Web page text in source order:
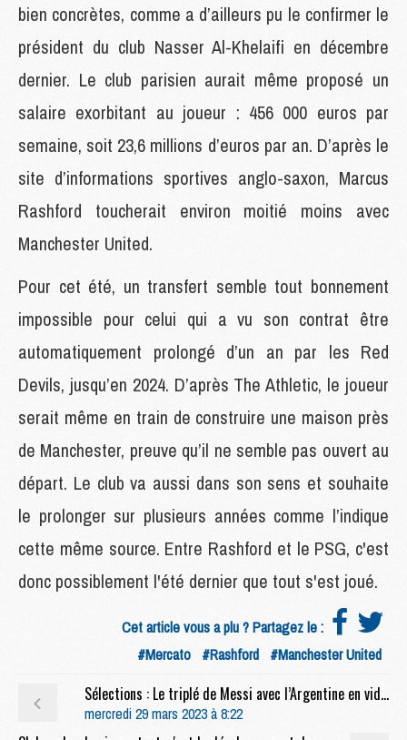
bien concrètes, comme a d’ailleurs pu le confirmer le
président du club Nasser Al-Khelaifi en décembre
dernier. Le club parisien aurait même proposé un
salaire exorbitant au joueur : 456 000 euros par
semaine, soit 23,6 millions d’euros par an. D’après le
site d’informations sportives anglo-saxon, Marcus
Rashford toucherait environ moitié moins avec
Manchester United.
Pour cet été, un transfert semble tout bonnement
impossible pour celui qui a vu son contrat être
automatiquement prolongé d’un an par les Red
Devils, jusqu’en 2024. D’après The Athletic, le joueur
serait même en train de construire une maison près
de Manchester, preuve qu’il ne semble pas ouvert au
départ. Le club va aussi dans son sens et souhaite
le prolonger sur plusieurs années comme l’indique
cette même source. Entre Rashford et le PSG, c'est
donc possiblement l'été dernier que tout s'est joué.
Cet article vous a plu ? Partagez le :
#Mercato #Rashford #Manchester United
Sélections : Le triplé de Messi avec l’Argentine en vidéo
mercredi 29 mars 2023 à 8:22